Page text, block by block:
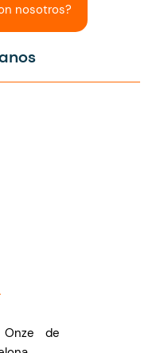
nosotros?
Onze de